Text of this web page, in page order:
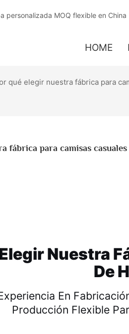
personalizada MOQ flexible en China
HOME
qué elegir nuestra fábrica para
fábrica para camisas
Nuestra
De
En
Producción Flexible